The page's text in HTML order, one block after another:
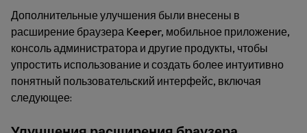
Дополнительные улучшения были внесены в
расширение браузера Keeper, мобильное приложение,
консоль администратора и другие продукты, чтобы
упростить использование и создать более интуитивно
понятный пользовательский интерфейс, включая
следующее: